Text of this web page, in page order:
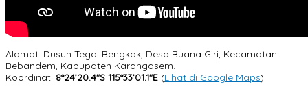
Alamat: Dusun Tegal Bengkak, Desa Buana Giri, Kecamatan
Bebandem, Kabupaten Karangasem.
Koordinat: 8°24’20.4″S 115°33’01.1″E (Lihat di Google Maps)